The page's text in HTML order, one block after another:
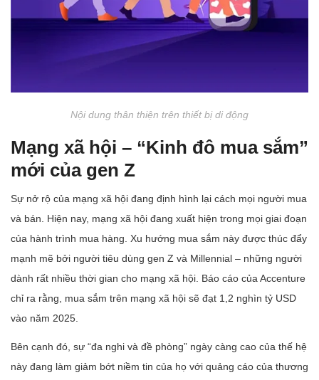
Nội dung thân thiện trên thiết bị di động
Mạng xã hội – “Kinh đô mua sắm”
mới của gen Z
Sự nở rộ của mạng xã hội đang định hình lại cách mọi người mua
và bán. Hiện nay, mạng xã hội đang xuất hiện trong mọi giai đoạn
của hành trình mua hàng. Xu hướng mua sắm này được thúc đẩy
mạnh mẽ bởi người tiêu dùng gen Z và Millennial – những người
dành rất nhiều thời gian cho mạng xã hội. Báo cáo của Accenture
chỉ ra rằng, mua sắm trên mạng xã hội sẽ đạt 1,2 nghìn tỷ USD
vào năm 2025.
Bên cạnh đó, sự “đa nghi và đề phòng” ngày càng cao của thế hệ
này đang làm giảm bớt niềm tin của họ với quảng cáo của thương